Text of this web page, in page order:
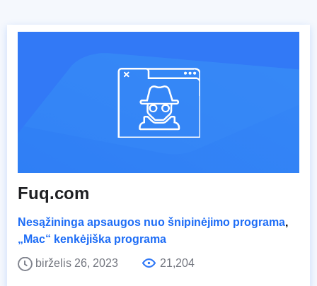
Fuq.com
Nesąžininga apsaugos nuo šnipinėjimo programa,
„Mac“ kenkėjiška programa
birželis 26, 2023
21,204